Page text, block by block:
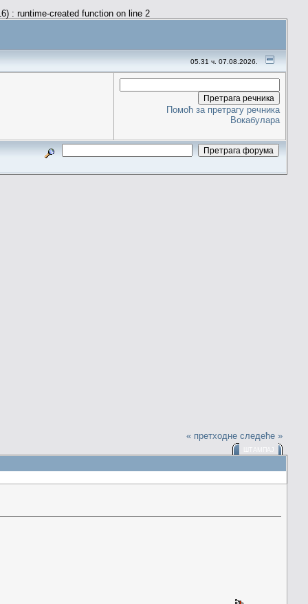
: runtime-created function on line 2
05.31 ч. 07.08.2026.
Помоћ за претрагу речника
Вокабулара
« претходне следеће »